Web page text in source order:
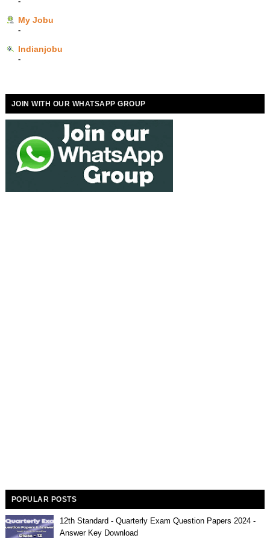
My Jobu
-
Indianjobu
-
JOIN WITH OUR WHATSAPP GROUP
POPULAR POSTS
12th Standard - Quarterly Exam Question Papers 2024 -
Answer Key Download